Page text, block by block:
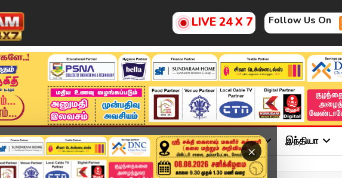
LIVE 24 X 7 Follow Us On
×
அண்மை தமிழ்நாடு சினிமா அரசியல் விளையாட்டு இந்தியா